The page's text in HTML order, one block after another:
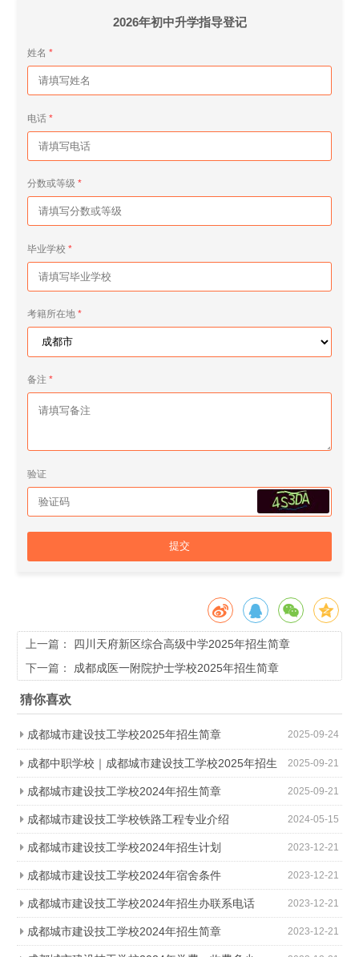
2026年初中升学指导登记
姓名
电话
分数或等级
毕业学校
考籍所在地
备注
验证
提交
上一篇： 四川天府新区综合高级中学2025年招生简章
下一篇： 成都成医一附院护士学校2025年招生简章
猜你喜欢
2025-09-24
成都城市建设技工学校2025年招生简章
2025-09-21
成都中职学校｜成都城市建设技工学校2025年招生
简章 2025-09-21
成都城市建设技工学校2024年招生简章
2024-05-15
成都城市建设技工学校铁路工程专业介绍
2023-12-21
成都城市建设技工学校2024年招生计划
2023-12-21
成都城市建设技工学校2024年宿舍条件
2023-12-21
成都城市建设技工学校2024年招生办联系电话
2023-12-21
成都城市建设技工学校2024年招生简章